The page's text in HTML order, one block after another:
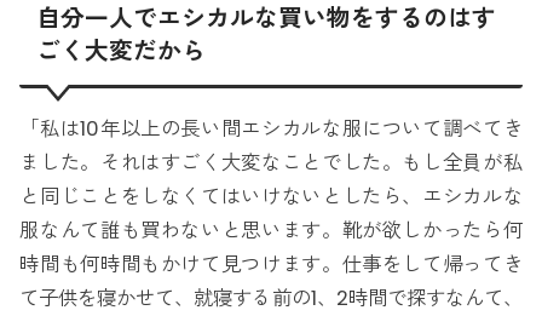
自分一人でエシカルな買い物をするのはす
ごく大変だから
「私は10年以上の長い間エシカルな服について調べてき
ました。それはすごく大変なことでした。もし全員が私
と同じことをしなくてはいけないとしたら、エシカルな
服なんて誰も買わないと思います。靴が欲しかったら何
時間も何時間もかけて見つけます。仕事をして帰ってき
て子供を寝かせて、就寝する前の1、2時間で探すなんて、